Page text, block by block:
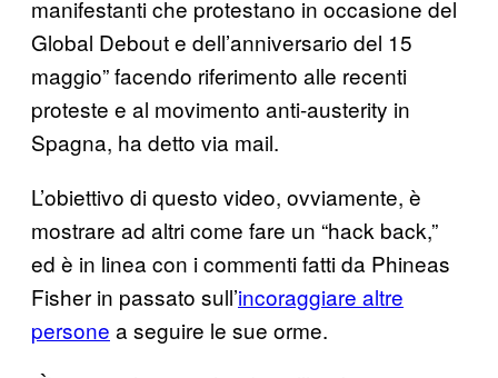
manifestanti che protestano in occasione del
Global Debout e dell’anniversario del 15
maggio” facendo riferimento alle recenti
proteste e al movimento anti-austerity in
Spagna, ha detto via mail.
L’obiettivo di questo video, ovviamente, è
mostrare ad altri come fare un “hack back,”
ed è in linea con i commenti fatti da Phineas
Fisher in passato sull’incoraggiare altre
persone a seguire le sue orme.